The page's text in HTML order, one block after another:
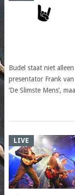
Budel staat niet
presentator Frank
‘De Slimste Mens’,
LIVE